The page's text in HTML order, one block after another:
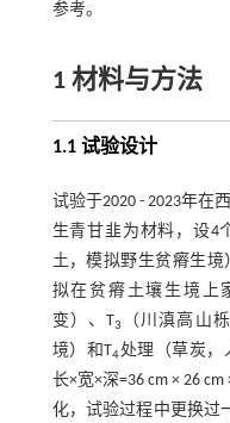
参考。
1 材料与方法
1.1 试验设计
试验于2020 - 2023年在
生青甘韭为材料，设4
土，模拟野生贫瘠生境
拟在贫瘠土壤生境上
变）、T3
（川滇高山
境）和T4处理（草炭，
长×宽×深=36 cm × 26
化，试验过程中更换过